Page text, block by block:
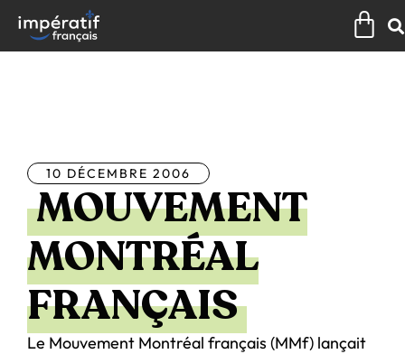
contenu
10 DÉCEMBRE 2006
MOUVEMENT
MONTRÉAL
FRANÇAIS
Le Mouvement Montréal français (MMf) lançait